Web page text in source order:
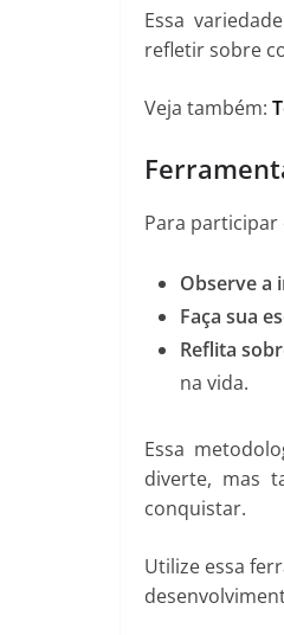
Essa
refletir sobre
Veja também:
Para participar
Observe a
Faça sua
Reflita
na vida.
Essa
diverte, mas
conquistar.
Utilize essa